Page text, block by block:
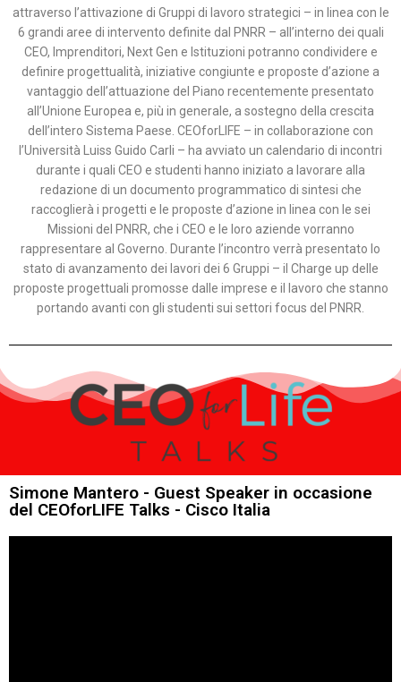
attraverso l’attivazione di Gruppi di lavoro strategici – in linea con le
6 grandi aree di intervento definite dal PNRR – all’interno dei quali
CEO, Imprenditori, Next Gen e Istituzioni potranno condividere e
definire progettualità, iniziative congiunte e proposte d’azione a
vantaggio dell’attuazione del Piano recentemente presentato
all’Unione Europea e, più in generale, a sostegno della crescita
dell’intero Sistema Paese. CEOforLIFE – in collaborazione con
l’Università Luiss Guido Carli – ha avviato un calendario di incontri
durante i quali CEO e studenti hanno iniziato a lavorare alla
redazione di un documento programmatico di sintesi che
raccoglierà i progetti e le proposte d’azione in linea con le sei
Missioni del PNRR, che i CEO e le loro aziende vorranno
rappresentare al Governo. Durante l’incontro verrà presentato lo
stato di avanzamento dei lavori dei 6 Gruppi – il Charge up delle
proposte progettuali promosse dalle imprese e il lavoro che stanno
portando avanti con gli studenti sui settori focus del PNRR.
Simone Mantero - Guest Speaker in occasione
del CEOforLIFE Talks - Cisco Italia